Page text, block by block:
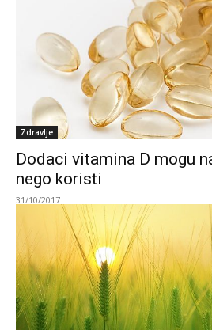
Zdravlje
Dodaci vitamina D mogu
nego koristi
31/10/2017